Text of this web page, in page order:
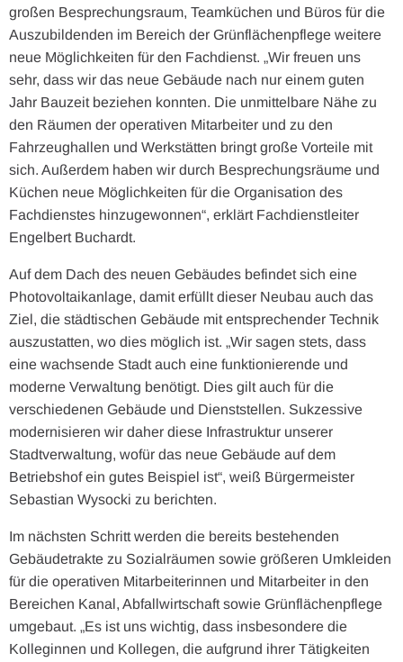
großen Besprechungsraum, Teamküchen und Büros für die
Auszubildenden im Bereich der Grünflächenpflege weitere
neue Möglichkeiten für den Fachdienst. „Wir freuen uns
sehr, dass wir das neue Gebäude nach nur einem guten
Jahr Bauzeit beziehen konnten. Die unmittelbare Nähe zu
den Räumen der operativen Mitarbeiter und zu den
Fahrzeughallen und Werkstätten bringt große Vorteile mit
sich. Außerdem haben wir durch Besprechungsräume und
Küchen neue Möglichkeiten für die Organisation des
Fachdienstes hinzugewonnen“, erklärt Fachdienstleiter
Engelbert Buchardt.
Auf dem Dach des neuen Gebäudes befindet sich eine
Photovoltaikanlage, damit erfüllt dieser Neubau auch das
Ziel, die städtischen Gebäude mit entsprechender Technik
auszustatten, wo dies möglich ist. „Wir sagen stets, dass
eine wachsende Stadt auch eine funktionierende und
moderne Verwaltung benötigt. Dies gilt auch für die
verschiedenen Gebäude und Dienststellen. Sukzessive
modernisieren wir daher diese Infrastruktur unserer
Stadtverwaltung, wofür das neue Gebäude auf dem
Betriebshof ein gutes Beispiel ist“, weiß Bürgermeister
Sebastian Wysocki zu berichten.
Im nächsten Schritt werden die bereits bestehenden
Gebäudetrakte zu Sozialräumen sowie größeren Umkleiden
für die operativen Mitarbeiterinnen und Mitarbeiter in den
Bereichen Kanal, Abfallwirtschaft sowie Grünflächenpflege
umgebaut. „Es ist uns wichtig, dass insbesondere die
Kolleginnen und Kollegen, die aufgrund ihrer Tätigkeiten